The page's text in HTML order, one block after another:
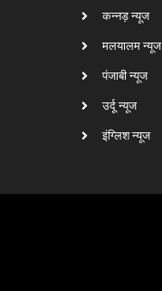
कन्नड़ न्यूज
मलयालम न्यूज
पंजाबी न्यूज
उर्दू न्यूज
इंग्लिश न्यूज